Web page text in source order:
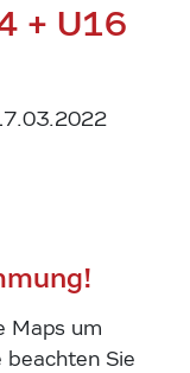
+ U16
Maps um
Sie